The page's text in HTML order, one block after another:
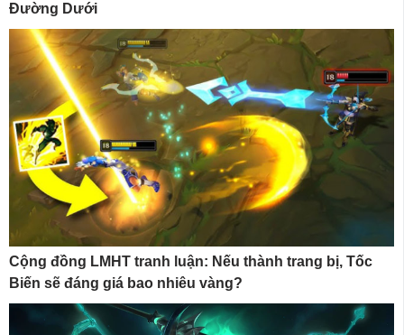
Đường Dưới
Cộng đồng LMHT tranh luận: Nếu thành trang bị, Tốc
Biến sẽ đáng giá bao nhiêu vàng?